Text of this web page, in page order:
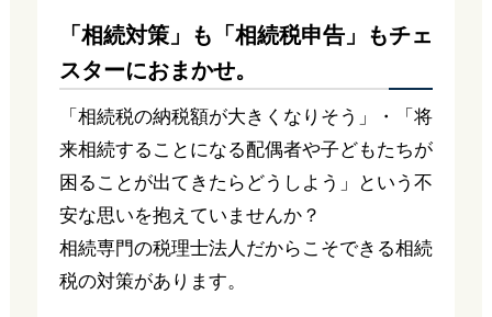
「相続対策」も「相続税申告」もチェ
スターにおまかせ。
「相続税の納税額が大きくなりそう」・「将
来相続することになる配偶者や子どもたちが
困ることが出てきたらどうしよう」という不
安な思いを抱えていませんか？
相続専門の税理士法人だからこそできる相続
税の対策があります。